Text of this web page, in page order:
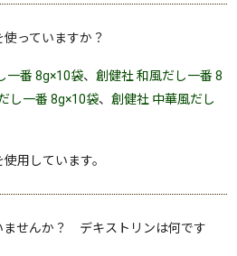
っていますか？
一番 8g×10袋、創健社 和風だし一番 8
し一番 8g×10袋、創健社 中華風だし
用しています。
ませんか？ デキストリンは何です